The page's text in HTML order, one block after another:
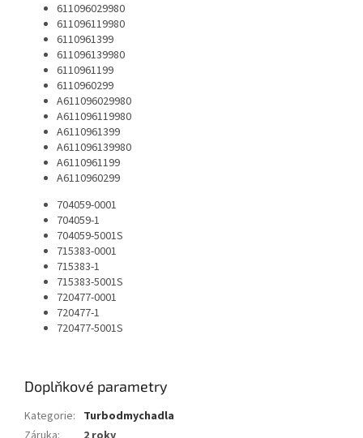
611096029980
611096119980
6110961399
611096139980
6110961199
6110960299
A611096029980
A611096119980
A6110961399
A611096139980
A6110961199
A6110960299
704059-0001
704059-1
704059-5001S
715383-0001
715383-1
715383-5001S
720477-0001
720477-1
720477-5001S
Doplňkové parametry
Kategorie: Turbodmychadla